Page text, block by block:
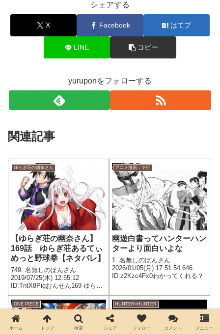
シェアする
X Facebook はてブ
LINE コピー
yuruponをフォローする
関連記事
ゆらぎ荘の幽奈さん
【ゆらぎ荘の幽奈さん】
169話 ゆらぎ荘あるてぃ
めっと野球拳【ネタバレ】
749: 名無しのぽんさん
2019/07/25(木) 12:55:12
ID:TntX8Pigおんせん169 ゆらぎ
荘あるてぃめっと野球拳幽奈、
仲居、?子、夜々、こゆず、朧、
ミリア、かるらは女将さんのコ
レクションの一つあるてぃめっ
と野球拳...
アニメ漫画：ヤ行
幽遊白書ってハンターハン
ターより面白いよな
1: 名無しのぽんさん
2026/01/05(月) 17:51:54.646
ID:z2Kzc4Fx0わかってくれる？
ONE PIECE HUNTER×HUNTER
ホーム トップ 検索 シェア フォロー コメント メニュー